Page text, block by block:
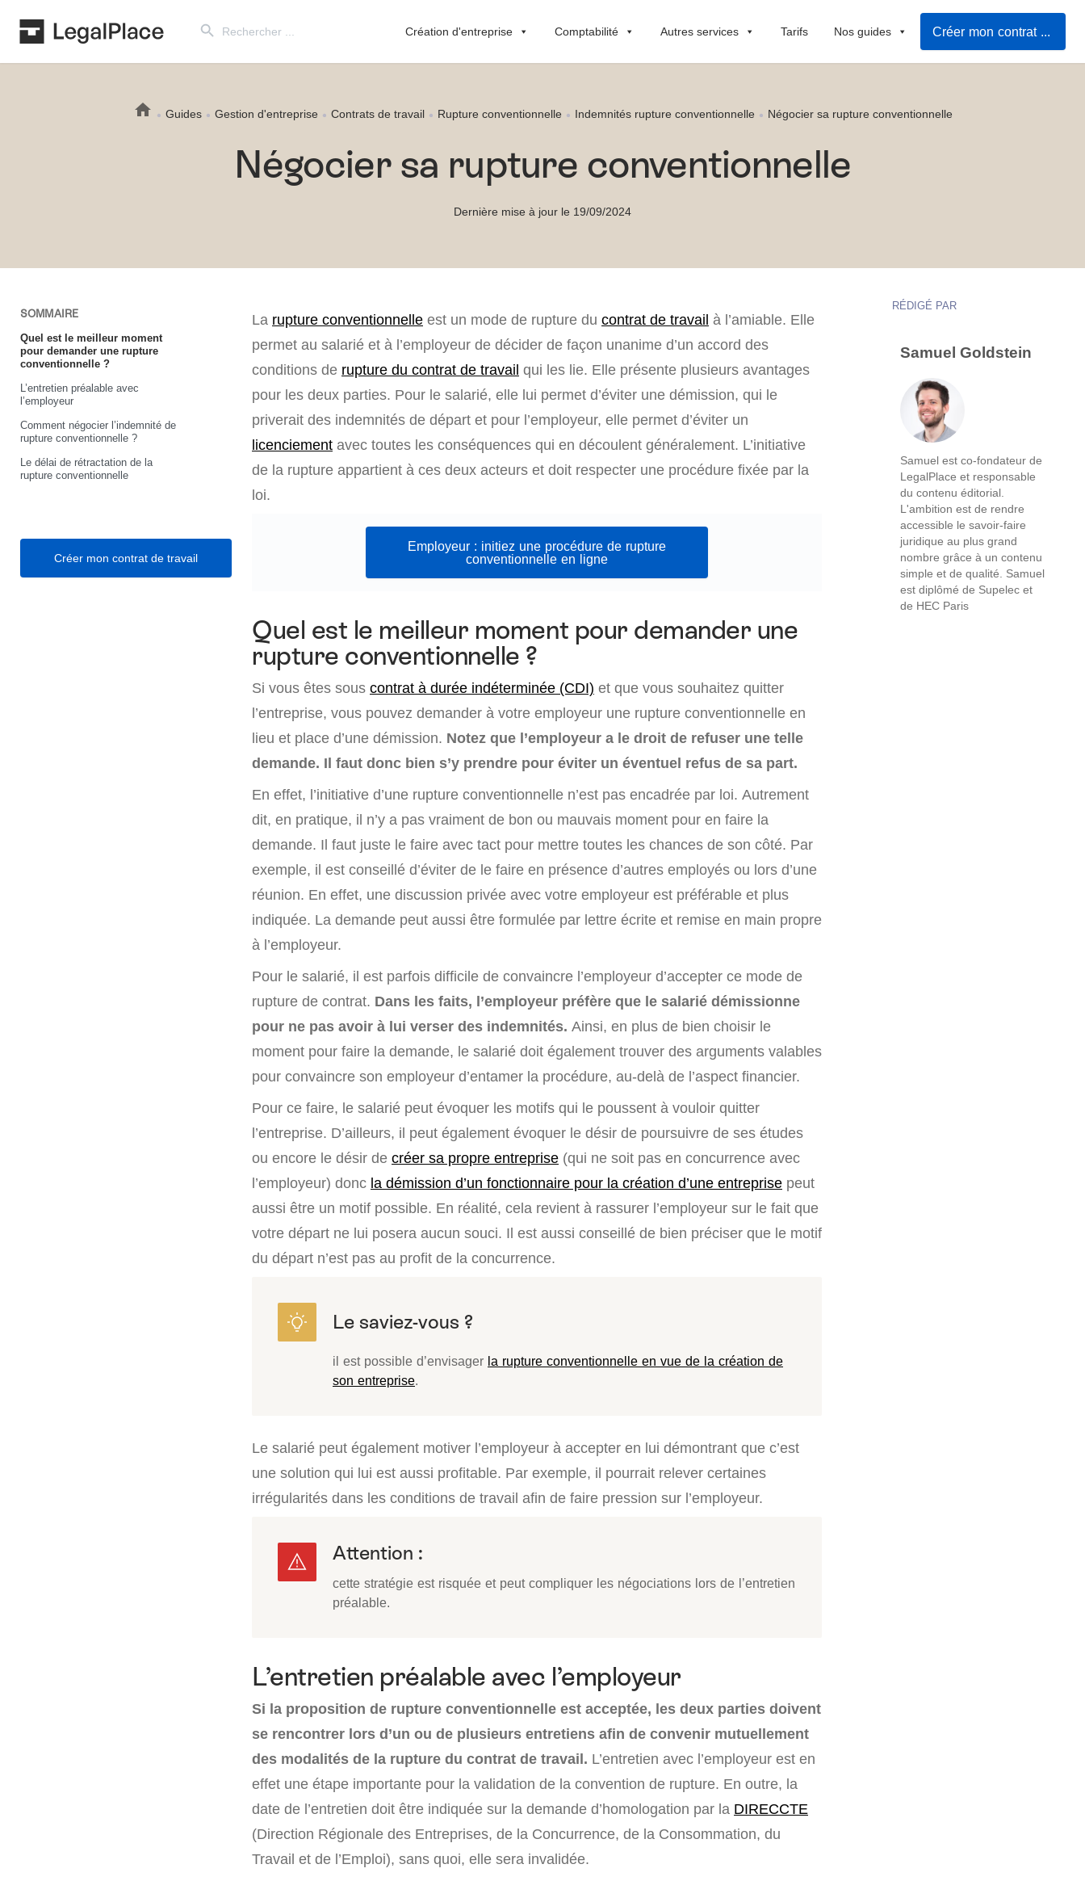
for:
Création d'entreprise Comptabilité Autres services Tarifs Nos guides Créer mon contrat de travail
Guides Gestion d'entreprise Contrats de travail Rupture conventionnelle Indemnités rupture conventionnelle Négocier sa rupture conventionnelle
Négocier sa rupture conventionnelle
Dernière mise à jour le 19/09/2024
SOMMAIRE
Quel est le meilleur moment
pour demander une rupture
conventionnelle ?
L’entretien préalable avec
l’employeur
Comment négocier l’indemnité de
rupture conventionnelle ?
Le délai de rétractation de la
rupture conventionnelle
Créer mon contrat de travail
La rupture conventionnelle est un mode de rupture du contrat de travail à l’amiable. Elle
permet au salarié et à l’employeur de décider de façon unanime d’un accord des
conditions de rupture du contrat de travail qui les lie. Elle présente plusieurs avantages
pour les deux parties. Pour le salarié, elle lui permet d’éviter une démission, qui le
priverait des indemnités de départ et pour l’employeur, elle permet d’éviter un
licenciement avec toutes les conséquences qui en découlent généralement. L’initiative
de la rupture appartient à ces deux acteurs et doit respecter une procédure fixée par la
loi.
Employeur : initiez une procédure de rupture
conventionnelle en ligne
Quel est le meilleur moment pour demander une
rupture conventionnelle ?
Si vous êtes sous contrat à durée indéterminée (CDI) et que vous souhaitez quitter
l’entreprise, vous pouvez demander à votre employeur une rupture conventionnelle en
lieu et place d’une démission. Notez que l’employeur a le droit de refuser une telle
demande. Il faut donc bien s’y prendre pour éviter un éventuel refus de sa part.
En effet, l’initiative d’une rupture conventionnelle n’est pas encadrée par loi. Autrement
dit, en pratique, il n’y a pas vraiment de bon ou mauvais moment pour en faire la
demande. Il faut juste le faire avec tact pour mettre toutes les chances de son côté. Par
exemple, il est conseillé d’éviter de le faire en présence d’autres employés ou lors d’une
réunion. En effet, une discussion privée avec votre employeur est préférable et plus
indiquée. La demande peut aussi être formulée par lettre écrite et remise en main propre
à l’employeur.
Pour le salarié, il est parfois difficile de convaincre l’employeur d’accepter ce mode de
rupture de contrat. Dans les faits, l’employeur préfère que le salarié démissionne
pour ne pas avoir à lui verser des indemnités. Ainsi, en plus de bien choisir le
moment pour faire la demande, le salarié doit également trouver des arguments valables
pour convaincre son employeur d’entamer la procédure, au-delà de l’aspect financier.
Pour ce faire, le salarié peut évoquer les motifs qui le poussent à vouloir quitter
l’entreprise. D’ailleurs, il peut également évoquer le désir de poursuivre de ses études
ou encore le désir de créer sa propre entreprise (qui ne soit pas en concurrence avec
l’employeur) donc la démission d’un fonctionnaire pour la création d’une entreprise peut
aussi être un motif possible. En réalité, cela revient à rassurer l’employeur sur le fait que
votre départ ne lui posera aucun souci. Il est aussi conseillé de bien préciser que le motif
du départ n’est pas au profit de la concurrence.
il est possible d’envisager la rupture conventionnelle en vue de la création de
son entreprise.
Le salarié peut également motiver l’employeur à accepter en lui démontrant que c’est
une solution qui lui est aussi profitable. Par exemple, il pourrait relever certaines
irrégularités dans les conditions de travail afin de faire pression sur l’employeur.
Attention :
cette stratégie est risquée et peut compliquer les négociations lors de l’entretien
préalable.
L’entretien préalable avec l’employeur
Si la proposition de rupture conventionnelle est acceptée, les deux parties doivent
se rencontrer lors d’un ou de plusieurs entretiens afin de convenir mutuellement
des modalités de la rupture du contrat de travail. L’entretien avec l’employeur est en
effet une étape importante pour la validation de la convention de rupture. En outre, la
date de l’entretien doit être indiquée sur la demande d’homologation par la DIRECCTE
(Direction Régionale des Entreprises, de la Concurrence, de la Consommation, du
Travail et de l’Emploi), sans quoi, elle sera invalidée.
RÉDIGÉ PAR
Samuel Goldstein
Samuel est co-fondateur de
LegalPlace et responsable
du contenu éditorial.
L'ambition est de rendre
accessible le savoir-faire
juridique au plus grand
nombre grâce à un contenu
simple et de qualité. Samuel
est diplômé de Supelec et
de HEC Paris